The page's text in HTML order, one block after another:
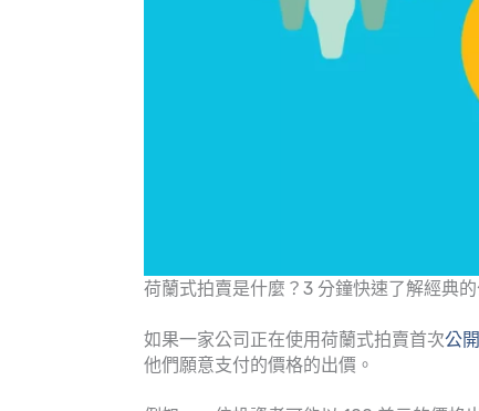
荷蘭式拍賣是什麼？3 分鐘快速了解經典
如果一家公司正在使用荷蘭式拍賣首次公
他們願意支付的價格的出價。